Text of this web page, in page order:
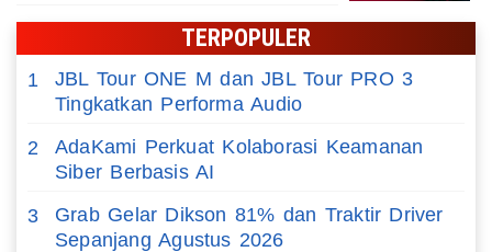
TERPOPULER
1
JBL Tour ONE M dan JBL Tour PRO 3
Tingkatkan Performa Audio
2
AdaKami Perkuat Kolaborasi Keamanan
Siber Berbasis AI
3
Grab Gelar Dikson 81% dan Traktir Driver
Sepanjang Agustus 2026